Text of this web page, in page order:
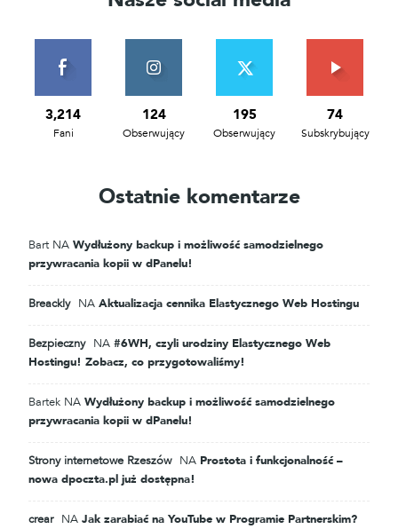
3,214
Fani
124
Obserwujący
195
Obserwujący
74
Subskrybujący
Ostatnie komentarze
Bart NA Wydłużony backup i możliwość samodzielnego
przywracania kopii w dPanelu!
Breackly NA Aktualizacja cennika Elastycznego Web Hostingu
Bezpieczny NA #6WH, czyli urodziny Elastycznego Web
Hostingu! Zobacz, co przygotowaliśmy!
Bartek NA Wydłużony backup i możliwość samodzielnego
przywracania kopii w dPanelu!
Strony internetowe Rzeszów NA Prostota i funkcjonalność –
nowa dpoczta.pl już dostępna!
crear NA Jak zarabiać na YouTube w Programie Partnerskim?